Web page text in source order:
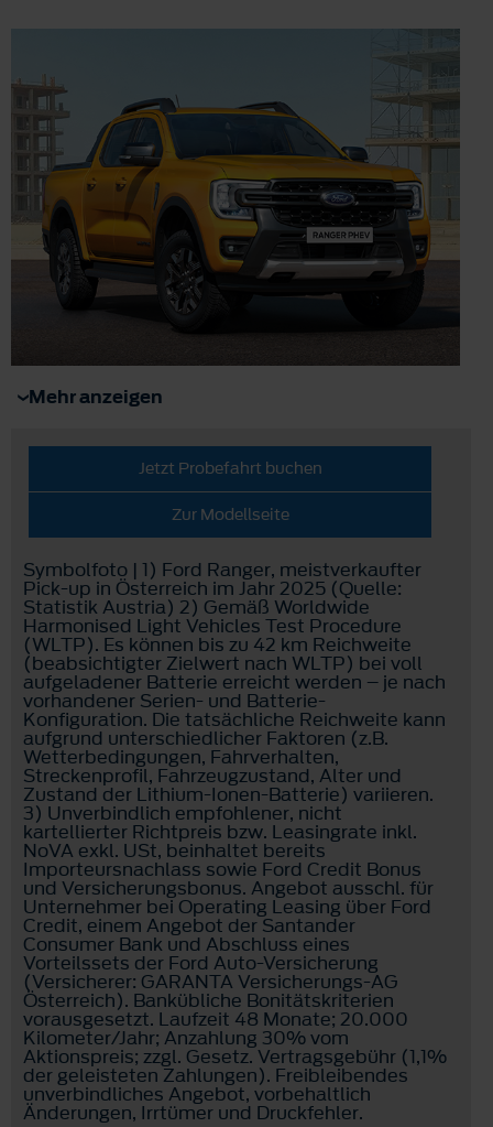
Mehr anzeigen
Jetzt Probefahrt buchen
Zur Modellseite
Symbolfoto | 1) Ford Ranger, meistverkaufter
Pick-up in Österreich im Jahr 2025 (Quelle:
Statistik Austria) 2) Gemäß Worldwide
Harmonised Light Vehicles Test Procedure
(WLTP). Es können bis zu 42 km Reichweite
(beabsichtigter Zielwert nach WLTP) bei voll
aufgeladener Batterie erreicht werden – je nach
vorhandener Serien- und Batterie-
Konfiguration. Die tatsächliche Reichweite kann
aufgrund unterschiedlicher Faktoren (z.B.
Wetterbedingungen, Fahrverhalten,
Streckenprofil, Fahrzeugzustand, Alter und
Zustand der Lithium-Ionen-Batterie) variieren.
3) Unverbindlich empfohlener, nicht
kartellierter Richtpreis bzw. Leasingrate inkl.
NoVA exkl. USt, beinhaltet bereits
Importeursnachlass sowie Ford Credit Bonus
und Versicherungsbonus. Angebot ausschl. für
Unternehmer bei Operating Leasing über Ford
Credit, einem Angebot der Santander
Consumer Bank und Abschluss eines
Vorteilssets der Ford Auto-Versicherung
(Versicherer: GARANTA Versicherungs-AG
Österreich). Bankübliche Bonitätskriterien
vorausgesetzt. Laufzeit 48 Monate; 20.000
Kilometer/Jahr; Anzahlung 30% vom
Aktionspreis; zzgl. Gesetz. Vertragsgebühr (1,1%
der geleisteten Zahlungen). Freibleibendes
unverbindliches Angebot, vorbehaltlich
Änderungen, Irrtümer und Druckfehler.